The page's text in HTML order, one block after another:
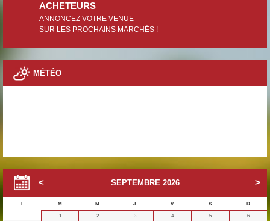
ACHETEURS
ANNONCEZ VOTRE VENUE
SUR LES PROCHAINS MARCHÉS !
MÉTÉO
SEPTEMBRE 2026
L M M J V S
D
1
2 3 4 5
6